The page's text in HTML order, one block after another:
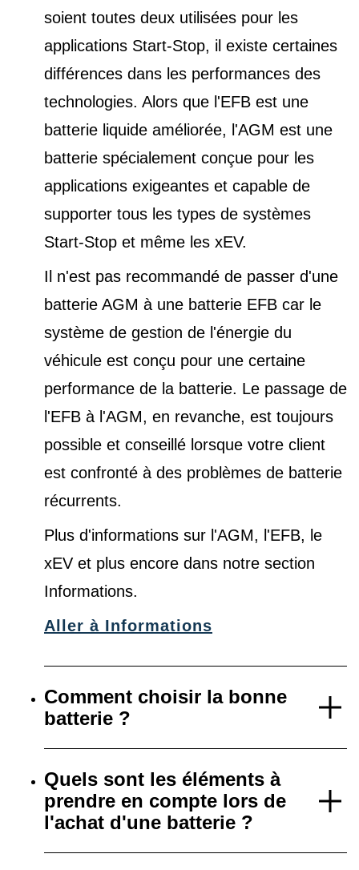
soient toutes deux utilisées pour les
applications Start-Stop, il existe certaines
différences dans les performances des
technologies. Alors que l'EFB est une
batterie liquide améliorée, l'AGM est une
batterie spécialement conçue pour les
applications exigeantes et capable de
supporter tous les types de systèmes
Start-Stop et même les xEV.
Il n'est pas recommandé de passer d'une
batterie AGM à une batterie EFB car le
système de gestion de l'énergie du
véhicule est conçu pour une certaine
performance de la batterie. Le passage de
l'EFB à l'AGM, en revanche, est toujours
possible et conseillé lorsque votre client
est confronté à des problèmes de batterie
récurrents.
Plus d'informations sur l'AGM, l'EFB, le
xEV et plus encore dans notre section
Informations.
Aller à Informations
Comment choisir la bonne
batterie ?
Quels sont les éléments à
prendre en compte lors de
l'achat d'une batterie ?